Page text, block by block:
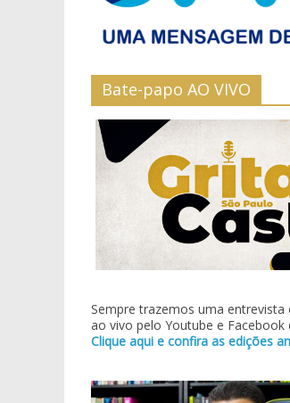
Bate-papo AO VIVO
Sempre trazemos uma entrevista
ao vivo pelo Youtube e Facebook
Clique aqui e confira as edições